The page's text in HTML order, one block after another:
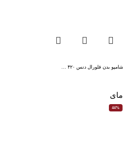
شامپو بدن فلورال دنس ۴۲۰ …
مای
44%